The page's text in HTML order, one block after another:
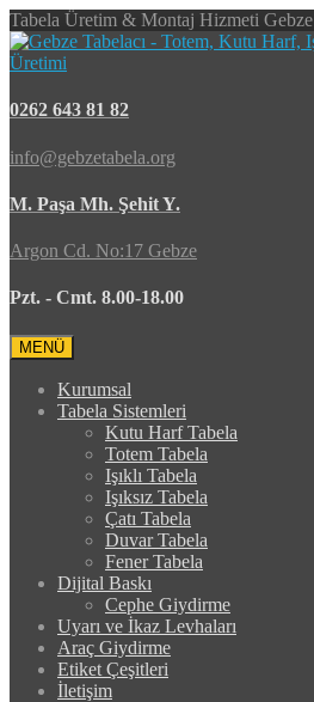
Tabela Üretim & Montaj Hizmeti Gebze
0262 643 81 82
info@gebzetabela.org
M. Paşa Mh. Şehit Y.
Argon Cd. No:17 Gebze
Pzt. - Cmt. 8.00-18.00
MENÜ
Kurumsal
Tabela Sistemleri
Kutu Harf Tabela
Totem Tabela
Işıklı Tabela
Işıksız Tabela
Çatı Tabela
Duvar Tabela
Fener Tabela
Dijital Baskı
Cephe Giydirme
Uyarı ve İkaz Levhaları
Araç Giydirme
Etiket Çeşitleri
İletişim